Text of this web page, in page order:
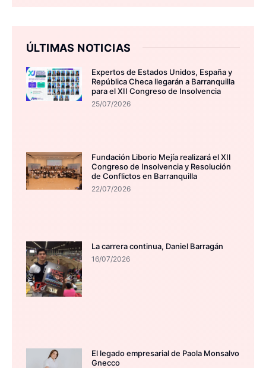
ÚLTIMAS NOTICIAS
Expertos de Estados Unidos, España y
República Checa llegarán a Barranquilla
para el XII Congreso de Insolvencia
25/07/2026
Fundación Liborio Mejía realizará el XII
Congreso de Insolvencia y Resolución
de Conflictos en Barranquilla
22/07/2026
La carrera continua, Daniel Barragán
16/07/2026
El legado empresarial de Paola Monsalvo
Gnecco